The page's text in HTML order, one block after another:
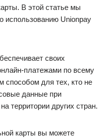
В этой статье мы
использованию Unionpay
своих
платежами по всему
способом для тех, кто не
данные при
территории других стран.
карты вы можете